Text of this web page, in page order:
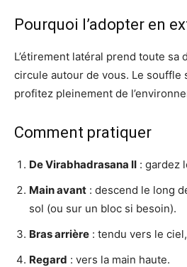
Pourquoi l’adopter en
L’étirement latéral prend toute sa
circule autour de vous. Le souffle
profitez pleinement de
Comment pratiquer
De Virabhadrasana II : gardez
Main avant : descend le long
sol (ou sur un bloc si besoin).
Bras arrière : tendu vers le
Regard : vers la main haute.